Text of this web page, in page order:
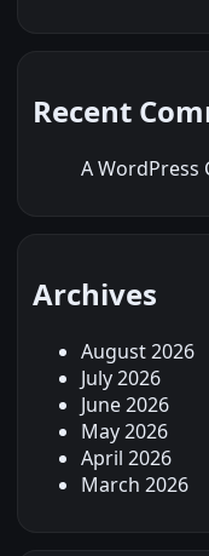
Recent
A WordPress
Archives
August 2026
July 2026
June 2026
May 2026
April 2026
March 2026